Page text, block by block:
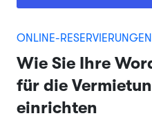
ONLINE-RESERVIERUNGEN
Wie Sie Ihre
für die
einrichten